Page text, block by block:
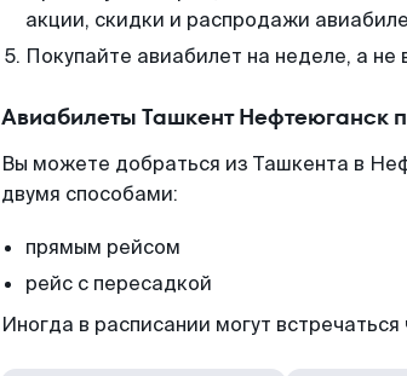
акции, скидки и распродажи
Покупайте авиабилет на неделе, а не
Авиабилеты Ташкент Нефтеюганск
Вы можете добраться из Ташкента в
двумя способами:
прямым рейсом
рейс с пересадкой
Иногда в расписании могут